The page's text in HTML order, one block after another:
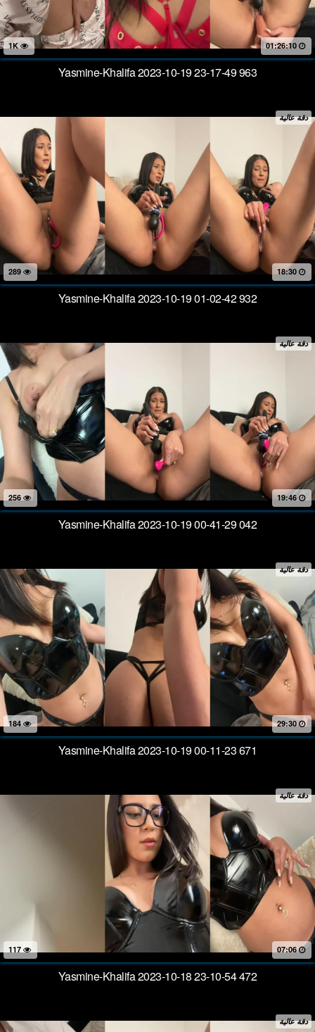
01:26:10
Yasmine-Khalifa 2023-10-19 23-17-49 963
دقة عالية
18:30
Yasmine-Khalifa 2023-10-19 01-02-42 932
دقة عالية
19:46
Yasmine-Khalifa 2023-10-19 00-41-29 042
دقة عالية
29:30
Yasmine-Khalifa 2023-10-19 00-11-23 671
دقة عالية
07:06
Yasmine-Khalifa 2023-10-18 23-10-54 472
دقة عالية